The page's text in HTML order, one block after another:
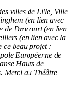
villes de Lille, Ville
(en lien avec
de Drocourt (en lien
(en lien avec la
ce beau projet :
Européenne de
Hauts de
. Merci au Théâtre